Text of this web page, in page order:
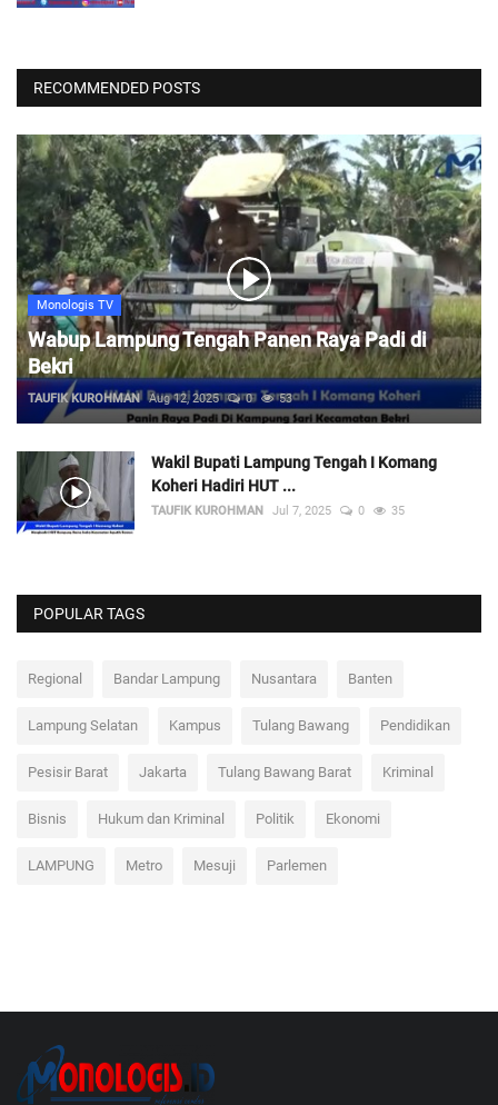
RECOMMENDED POSTS
Monologis TV
Wabup Lampung Tengah Panen Raya Padi di
Bekri
TAUFIK KUROHMAN Aug 12, 2025 0 53
Wakil Bupati Lampung Tengah I Komang
Koheri Hadiri HUT ...
TAUFIK KUROHMAN Jul 7, 2025 0 35
POPULAR TAGS
Regional Bandar Lampung Nusantara Banten
Lampung Selatan Kampus Tulang Bawang Pendidikan
Pesisir Barat Jakarta Tulang Bawang Barat Kriminal
Bisnis Hukum dan Kriminal Politik Ekonomi
LAMPUNG Metro Mesuji Parlemen